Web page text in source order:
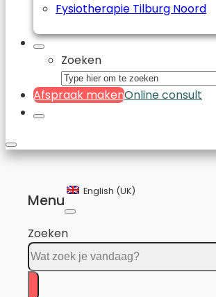
Fysiotherapie Tilburg Noord
Zoeken
Afspraak makenOnline consult
Menu
English (UK)
Zoeken